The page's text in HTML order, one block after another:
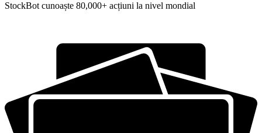
StockBot cunoaște 80,000+ acțiuni la nivel mondial